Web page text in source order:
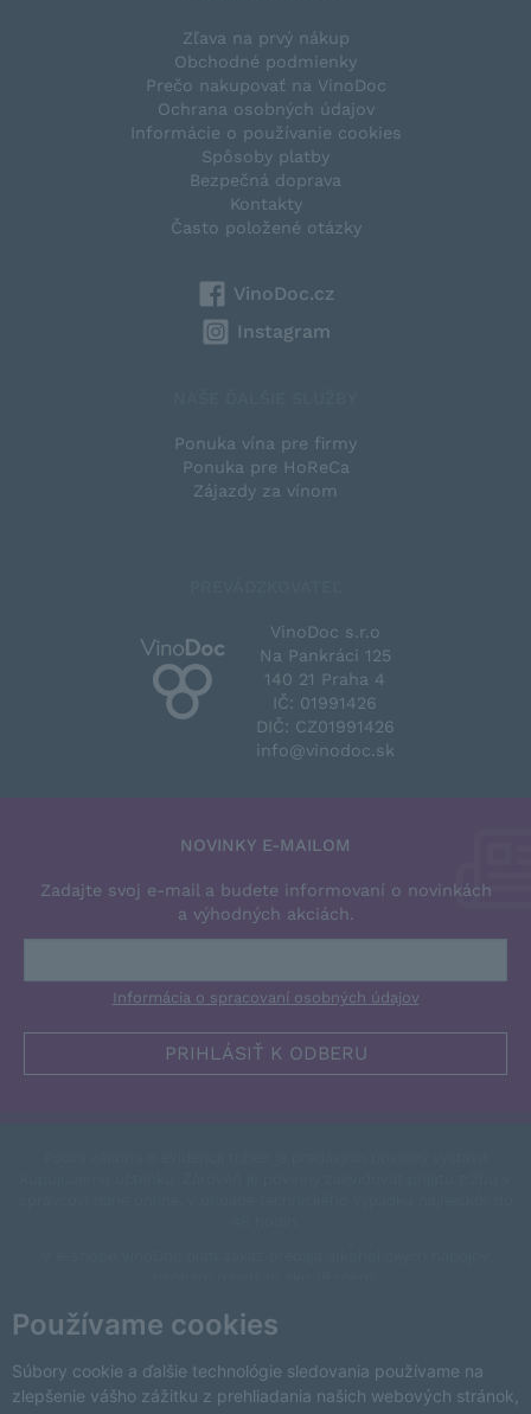
Používame cookies
Súbory cookie a ďalšie technológie sledovania používame na
zlepšenie vášho zážitku z prehliadania našich webových stránok,
Zľava na prvý nákup
Obchodné podmienky
Prečo nakupovať na VinoDoc
Ochrana osobných údajov
Informácie o používanie cookies
Spôsoby platby
Bezpečná doprava
Kontakty
Často položené otázky
VinoDoc.cz
Instagram
Ponuka vína pre firmy
Ponuka pre HoReCa
Zájazdy za vínom
VinoDoc s.r.o
Na Pankráci 125
140 21 Praha 4
IČ: 01991426
DIČ: CZ01991426
info@vinodoc.sk
NOVINKY E-MAILOM
Zadajte svoj e-mail a budete informovaní o novinkách
a výhodných akciách.
Informácia o spracovaní osobných údajov
This site is protected by reCAPTCHA and the Google
andTerms of Service
Zmeniť nastavenia cookies